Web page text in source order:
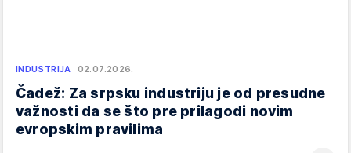
INDUSTRIJA 02.07.2026.
Čadež: Za srpsku industriju je od presudne
važnosti da se što pre prilagodi novim
evropskim pravilima